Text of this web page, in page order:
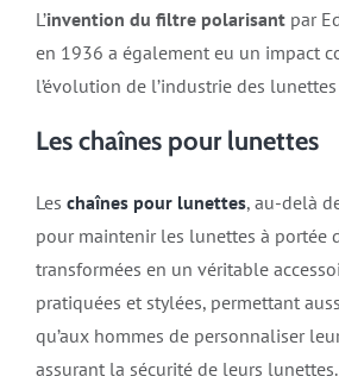
L’invention du filtre polarisant par
en 1936 a également eu un impact
l’évolution de l’industrie des
Les chaînes pour lunettes
Les chaînes pour lunettes, au-delà
pour maintenir les lunettes à portée
transformées en un véritable
pratiquées et stylées, permettant
qu’aux hommes de personnaliser
assurant la sécurité de leurs